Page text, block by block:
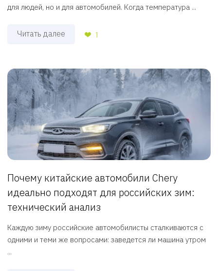
для людей, но и для автомобилей. Когда температура ...
Читать далее 1
Почему китайские автомобили Chery
идеально подходят для российских зим:
технический анализ
Каждую зиму российские автомобилисты сталкиваются с
одними и теми же вопросами: заведется ли машина утром
...